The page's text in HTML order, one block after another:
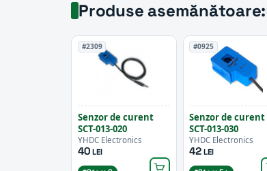
Produse asemănătoare:
#2309
Senzor de curent
SCT-013-020
YHDC Electronics
40LEI
#0925
Senzor de curent
SCT-013-030
YHDC Electronics
42 LEI